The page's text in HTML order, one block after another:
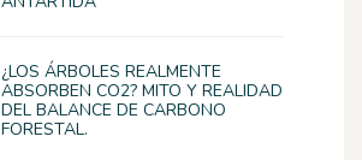
¿LOS ÁRBOLES REALMENTE
ABSORBEN CO2? MITO Y REALIDAD
DEL BALANCE DE CARBONO
FORESTAL.